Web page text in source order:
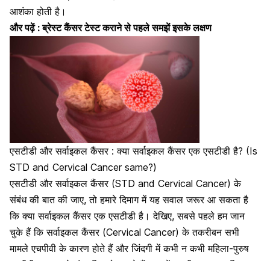
आशंका होती है।
और पढ़ें :ब्रेस्ट कैंसर टेस्ट कराने से पहले समझें इसके लक्षण
एसटीडी और सर्वाइकल कैंसर : क्या सर्वाइकल कैंसर एक एसटीडी है? (Is
STD and Cervical Cancer same?)
एसटीडी और सर्वाइकल कैंसर (STD and Cervical Cancer) के
संबंध की बात की जाए, तो हमारे दिमाग में यह सवाल जरूर आ सकता है
कि क्या सर्वाइकल कैंसर एक एसटीडी है। देखिए, सबसे पहले हम जान
चुके हैं कि सर्वाइकल कैंसर (Cervical Cancer) के तकरीबन सभी
मामले एचपीवी के कारण होते हैं और जिंदगी में कभी न कभी महिला-पुरुष